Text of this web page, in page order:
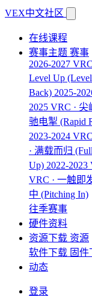
VEX中文社区
在线课程
赛事主题 赛事
2026-2027
Level Up
Back) 2025-
2025 VRC · 尖
驰电掣 (Rapid
2023-2024
· 满载而归
Up) 2022-
VRC · 一触即
中 (Pitching In)
往季赛事
硬件资料
资源下载 资源
软件下载 固件
动态
登录